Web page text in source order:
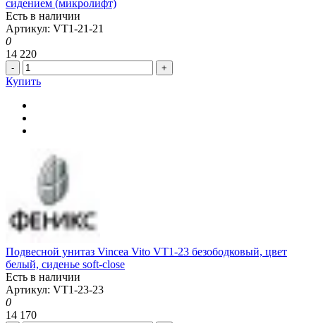
сидением (микролифт)
Есть в наличии
Артикул: VT1-21-21
0
14 220
- +
Купить
Подвесной унитаз Vincea Vito VT1-23 безободковый, цвет
белый, сиденье soft-close
Есть в наличии
Артикул: VT1-23-23
0
14 170